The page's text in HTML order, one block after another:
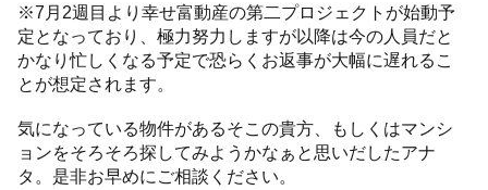
※7月2週目より幸せ富動産の第二プロジェクトが始動予
定となっており、極力努力しますが以降は今の人員だと
かなり忙しくなる予定で恐らくお返事が大幅に遅れるこ
とが想定されます。
気になっている物件があるそこの貴方、もしくはマンシ
ョンをそろそろ探してみようかなぁと思いだしたアナ
タ。是非お早めにご相談ください。